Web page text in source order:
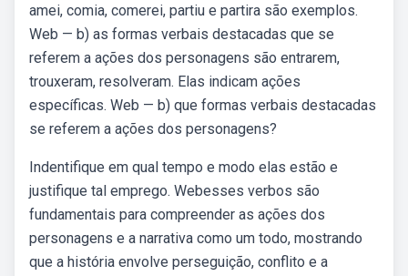
amei, comia, comerei, partiu e partira são exemplos.
Web — b) as formas verbais destacadas que se
referem a ações dos personagens são entrarem,
trouxeram, resolveram. Elas indicam ações
específicas. Web — b) que formas verbais destacadas
se referem a ações dos personagens?
Indentifique em qual tempo e modo elas estão e
justifique tal emprego. Webesses verbos são
fundamentais para compreender as ações dos
personagens e a narrativa como um todo, mostrando
que a história envolve perseguição, conflito e a